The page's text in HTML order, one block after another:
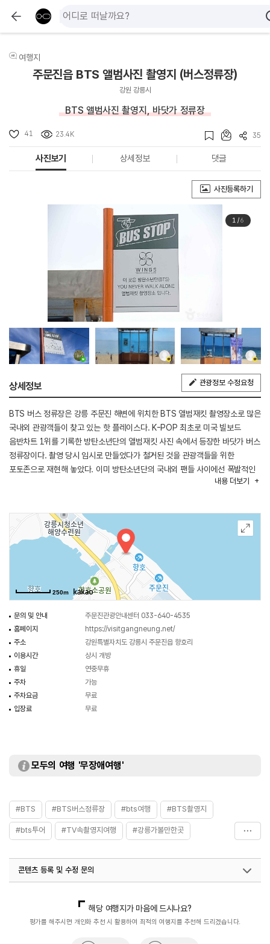
여행지
주문진읍 BTS 앨범사진 촬영지 (버스정류장)
강원 강릉시
BTS 앨범사진 촬영지, 바닷가 정류장
41 23.4K 35
사진보기 상세정보 댓글
사진등록하기
1/6
상세정보 관광정보 수정요청
BTS 버스 정류장은 강릉 주문진 해변에 위치한 BTS 앨범재킷 촬영장소로 많은
국내외 관광객들이 찾고 있는 핫 플레이스다. K-POP 최초로 미국 빌보드
음반차트 1위를 기록한 방탄소년단의 앨범재킷 사진 속에서 등장한 바닷가 버스
정류장이다. 촬영 당시 임시로 만들었다가 철거된 것을 관광객들을 위한
포토존으로 재현해 놓았다. 이미 방탄소년단의 국내외 팬들 사이에선 폭발적인
내용 더보기
250m
문의 및 안내
주문진관광안내센터 033-640-4535
홈페이지
https://visitgangneung.net/
주소
강원특별자치도 강릉시 주문진읍 향호리
이용시간
상시 개방
휴일
연중무휴
주차
가능
주차요금
무료
입장료
무료
모두의 여행 '무장애여행'
#BTS #BTS버스정류장 #bts여행 #BTS촬영지
#bts투어 #TV속촬영지여행 #강릉가볼만한곳
#사진촬영 #사진촬영명소
콘텐츠 등록 및 수정 문의
해당 여행지가 마음에 드시나요?
평가를 해주시면 개인화 추천 시 활용하여 최적의 여행지를 추천해 드리겠습니다.